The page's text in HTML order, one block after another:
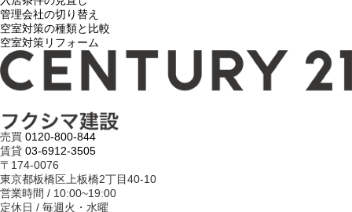
管理会社の切り替え
空室対策の種類と比較
空室対策リフォーム
売買 0120-800-844
賃貸 03-6912-3505
〒174-0076
東京都板橋区上板橋2丁目40-10
営業時間 / 10:00~19:00
定休日 / 毎週火・水曜